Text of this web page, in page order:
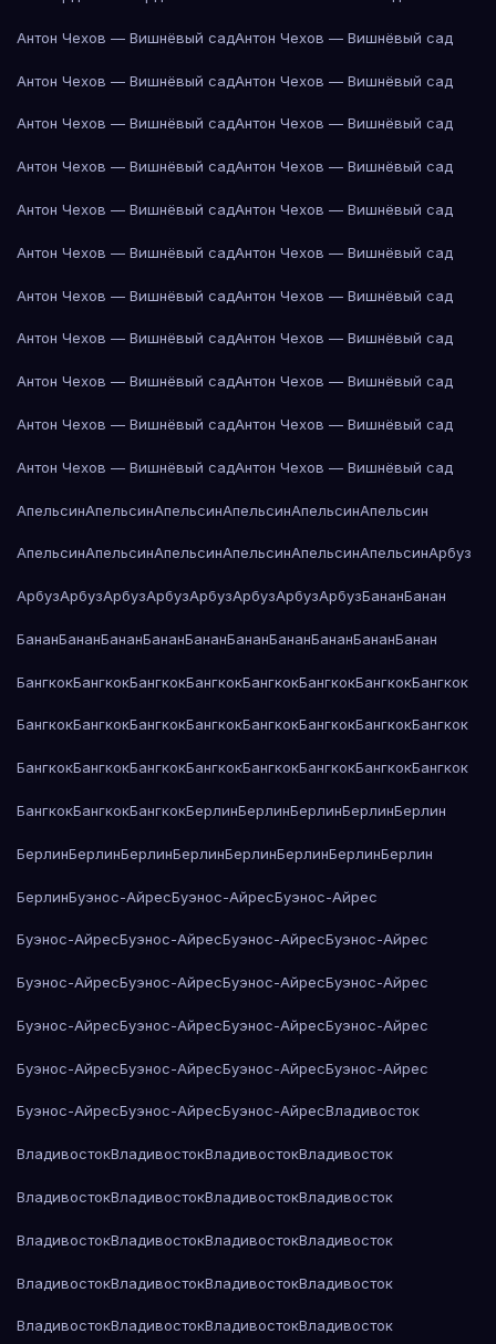
Антон Чехов — Вишнёвый садАнтон Чехов — Вишнёвый сад
Антон Чехов — Вишнёвый садАнтон Чехов — Вишнёвый сад
Антон Чехов — Вишнёвый садАнтон Чехов — Вишнёвый сад
Антон Чехов — Вишнёвый садАнтон Чехов — Вишнёвый сад
Антон Чехов — Вишнёвый садАнтон Чехов — Вишнёвый сад
Антон Чехов — Вишнёвый садАнтон Чехов — Вишнёвый сад
Антон Чехов — Вишнёвый садАнтон Чехов — Вишнёвый сад
Антон Чехов — Вишнёвый садАнтон Чехов — Вишнёвый сад
Антон Чехов — Вишнёвый садАнтон Чехов — Вишнёвый сад
Антон Чехов — Вишнёвый садАнтон Чехов — Вишнёвый сад
Антон Чехов — Вишнёвый садАнтон Чехов — Вишнёвый сад
АпельсинАпельсинАпельсинАпельсинАпельсинАпельсин
АпельсинАпельсинАпельсинАпельсинАпельсинАпельсинАрбуз
АрбузАрбузАрбузАрбузАрбузАрбузАрбузАрбузБананБанан
БананБананБананБананБананБананБананБананБананБанан
БангкокБангкокБангкокБангкокБангкокБангкокБангкокБангкок
БангкокБангкокБангкокБангкокБангкокБангкокБангкокБангкок
БангкокБангкокБангкокБангкокБангкокБангкокБангкокБангкок
БангкокБангкокБангкокБерлинБерлинБерлинБерлинБерлин
БерлинБерлинБерлинБерлинБерлинБерлинБерлинБерлин
БерлинБуэнос-АйресБуэнос-АйресБуэнос-Айрес
Буэнос-АйресБуэнос-АйресБуэнос-АйресБуэнос-Айрес
Буэнос-АйресБуэнос-АйресБуэнос-АйресБуэнос-Айрес
Буэнос-АйресБуэнос-АйресБуэнос-АйресБуэнос-Айрес
Буэнос-АйресБуэнос-АйресБуэнос-АйресБуэнос-Айрес
Буэнос-АйресБуэнос-АйресБуэнос-АйресВладивосток
ВладивостокВладивостокВладивостокВладивосток
ВладивостокВладивостокВладивостокВладивосток
ВладивостокВладивостокВладивостокВладивосток
ВладивостокВладивостокВладивостокВладивосток
ВладивостокВладивостокВладивостокВладивосток